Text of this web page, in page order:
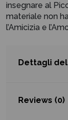
insegnare al
materiale non
l’Amicizia e
Dettagli
Reviews (0)